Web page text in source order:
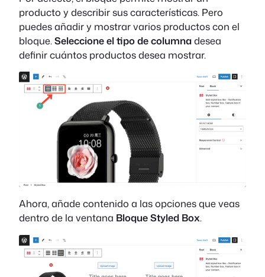
producto y describir sus características. Pero
puedes añadir y mostrar varios productos con el
bloque. Seleccione el tipo de columnadesea
definir cuántos productos desea mostrar.
Ahora, añade contenido a las opciones que veas
dentro de la ventana Bloque Styled Box.